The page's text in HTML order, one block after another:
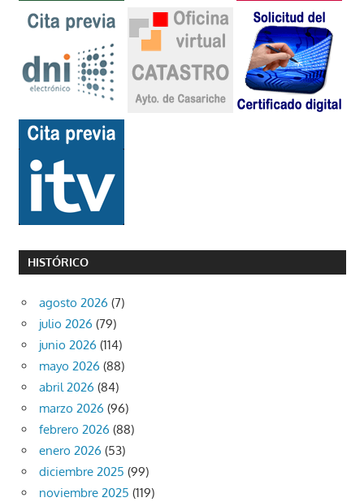
HISTÓRICO
agosto 2026 (7)
julio 2026 (79)
junio 2026 (114)
mayo 2026 (88)
abril 2026 (84)
marzo 2026 (96)
febrero 2026 (88)
enero 2026 (53)
diciembre 2025 (99)
noviembre 2025 (119)